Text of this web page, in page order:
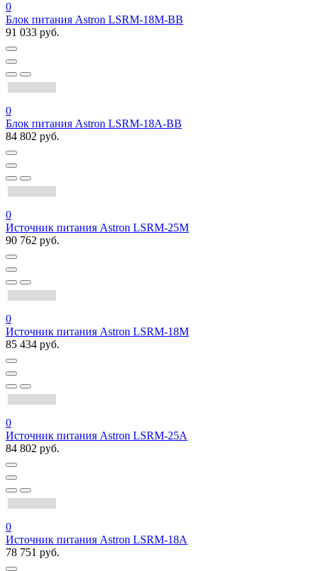
0
Блок питания Astron LSRM-18M-BB
91 033 руб.
0
Блок питания Astron LSRM-18A-BB
84 802 руб.
0
Источник питания Astron LSRM-25M
90 762 руб.
0
Источник питания Astron LSRM-18M
85 434 руб.
0
Источник питания Astron LSRM-25A
84 802 руб.
0
Источник питания Astron LSRM-18A
78 751 руб.